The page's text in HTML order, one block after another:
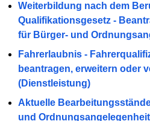
Weiterbildung nach dem
Qualifikationsgesetz -
für Bürger- und
Fahrerlaubnis -
beantragen, erweitern oder
(Dienstleistung)
Aktuelle
und